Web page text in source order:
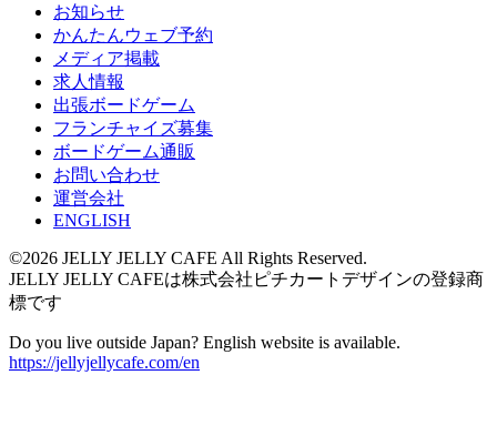
お知らせ
かんたんウェブ予約
メディア掲載
求人情報
出張ボードゲーム
フランチャイズ募集
ボードゲーム通販
お問い合わせ
運営会社
ENGLISH
©2026 JELLY JELLY CAFE All Rights Reserved.
JELLY JELLY CAFEは株式会社ピチカートデザインの登録商
標です
Do you live outside Japan? English website is available.
https://jellyjellycafe.com/en